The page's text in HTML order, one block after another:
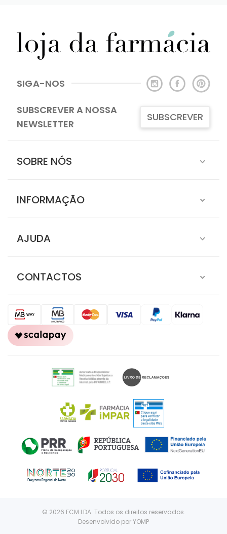
SIGA-NOS
SUBSCREVER A NOSSA
NEWSLETTER
SUBSCREVER
SOBRE NÓS
INFORMAÇÃO
AJUDA
CONTACTOS
© 2026 FCM LDA. Todos os direitos reservados.
Desenvolvido porYOMP